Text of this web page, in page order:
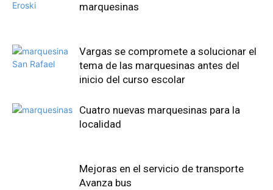
marquesinas
Vargas se compromete a solucionar el
tema de las marquesinas antes del
inicio del curso escolar
Cuatro nuevas marquesinas para la
localidad
Mejoras en el servicio de transporte
Avanza bus